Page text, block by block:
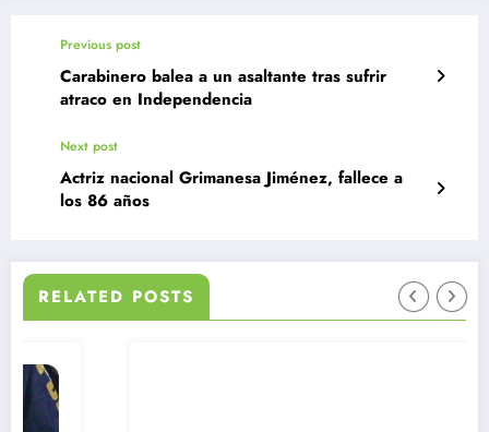
Previous post
Carabinero balea a un asaltante tras sufrir
atraco en Independencia
Next post
Actriz nacional Grimanesa Jiménez, fallece a
los 86 años
RELATED POSTS